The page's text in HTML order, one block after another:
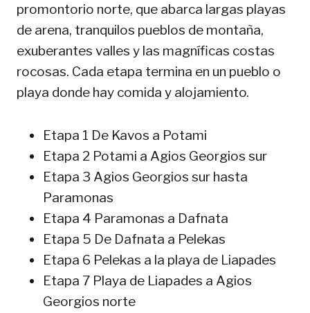
promontorio norte, que abarca largas playas
de arena, tranquilos pueblos de montaña,
exuberantes valles y las magníficas costas
rocosas. Cada etapa termina en un pueblo o
playa donde hay comida y alojamiento.
Etapa 1 De Kavos a Potami
Etapa 2 Potami a Agios Georgios sur
Etapa 3 Agios Georgios sur hasta
Paramonas
Etapa 4 Paramonas a Dafnata
Etapa 5 De Dafnata a Pelekas
Etapa 6 Pelekas a la playa de Liapades
Etapa 7 Playa de Liapades a Agios
Georgios norte